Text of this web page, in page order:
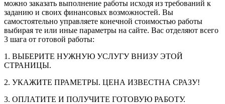
можно заказать выполнение работы исходя из требований к
заданию и своих финансовых возможностей. Вы
самостоятельно управляете конечной стоимостью работы
выбирая те или иные параметры на сайте. Вас отделяют всего
3 шага от готовой работы:
1. ВЫБЕРИТЕ НУЖНУЮ УСЛУГУ ВНИЗУ ЭТОЙ
СТРАНИЦЫ.
2. УКАЖИТЕ ПРАМЕТРЫ. ЦЕНА ИЗВЕСТНА СРАЗУ!
3. ОПЛАТИТЕ И ПОЛУЧИТЕ ГОТОВУЮ РАБОТУ.